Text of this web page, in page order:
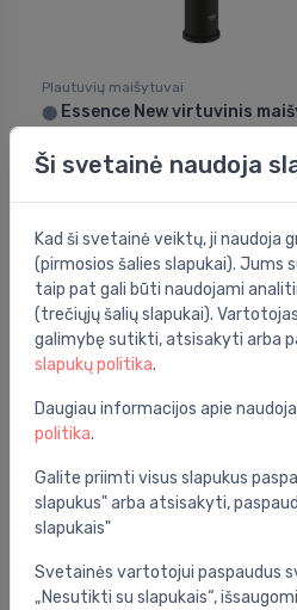
Plautuvių maišytuvai
⬤ Essence New virtuvinis
367.01 € 507.99 €
Nuolaida -13%
⬤Zesis 160 virtuvinis
dušeliu, 2 srovės, chromas
Ši svetainė naudoja
Kad ši svetainė veiktų, ji naudoja
(pirmosios šalies slapukai). Jums
taip pat gali būti naudojami
(trečiųjų šalių slapukai).
galimybę sutikti, atsisakyti arba
slapukų politika.
Daugiau informacijos apie
politika.
Galite priimti visus slapukus
slapukus" arba atsisakyti,
slapukais"
Svetainės vartotojui paspaudus
„Nesutikti su slapukais“,